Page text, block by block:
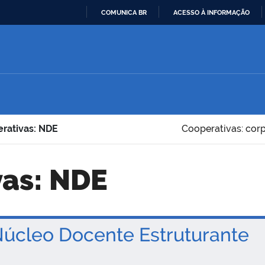
CONTEÚDO
COMUNICA BR ACESSO À INFORMAÇÃO
NDE Cooperativas:
NDE
Docente Estruturante